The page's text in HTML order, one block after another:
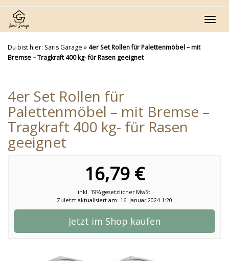
Skip
main
content
Du bist hier: Saris Garage »4er Set Rollen für Palettenmöbel – mit
Bremse – Tragkraft 400 kg- für Rasen geeignet
4er Set Rollen für
Palettenmöbel – mit Bremse –
Tragkraft 400 kg- für Rasen
geeignet
16,79 €
inkl. 19% gesetzlicher MwSt.
Zuletzt aktualisiert am: 16. Januar 2024 1:20
Jetzt im Shop kaufen